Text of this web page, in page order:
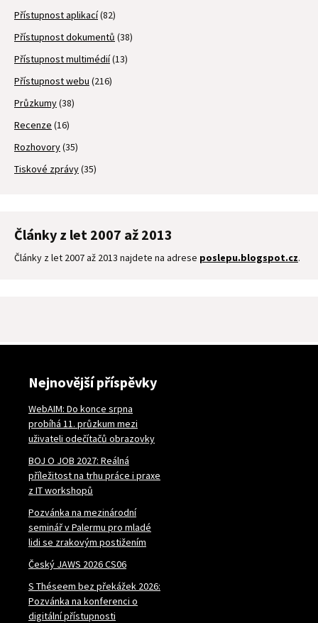
Přístupnost aplikací(82)
Přístupnost dokumentů (38)
Přístupnost multimédií(13)
Přístupnost webu (216)
Průzkumy(38)
Recenze (16)
Rozhovory(35)
Tiskové zprávy(35)
Články z let 2007 až 2013
Články z let 2007 až 2013 najdete na adrese poslepu.blogspot.cz.
Nejnovější příspěvky
WebAIM: Do konce srpna
probíhá 11. průzkum mezi
uživateli odečítačů obrazovky
BOJ O JOB 2027: Reálná
příležitost na trhu práce i praxe
z IT workshopů
Pozvánka na mezinárodní
seminář v Palermu pro mladé
lidi se zrakovým postižením
Český JAWS 2026 CS06
S Théseem bez překážek 2026:
Pozvánka na konferenci o
digitální přístupnosti